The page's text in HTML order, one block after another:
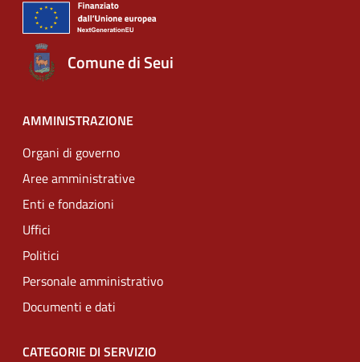
Comune di Seui
AMMINISTRAZIONE
Organi di governo
Aree amministrative
Enti e fondazioni
Uffici
Politici
Personale amministrativo
Documenti e dati
CATEGORIE DI SERVIZIO